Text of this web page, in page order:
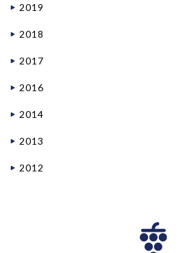
2019
2018
2017
2016
2014
2013
2012